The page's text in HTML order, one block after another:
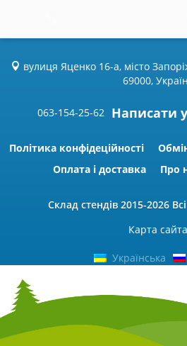
вулиця Яценко 16-а, місто
69000,
063-154-25-62 Написати у
Політика конфідеційності
Оплата і доставка
Про
Склад стендів 2015-2026
Карта сайта
Українська